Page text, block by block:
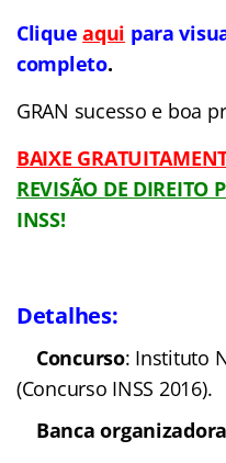
Cliqueaqui para
completo.
GRAN sucesso e boa
BAIXE
REVISÃO DE DIREITO
INSS!
Detalhes:
Concurso: Instituto
(Concurso INSS 2016).
Banca organizadora